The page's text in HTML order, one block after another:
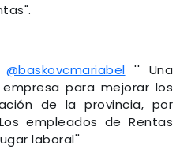
@baskovcmariabel '' Una
para mejorar los
de la provincia, por
empleados de Rentas
laboral''